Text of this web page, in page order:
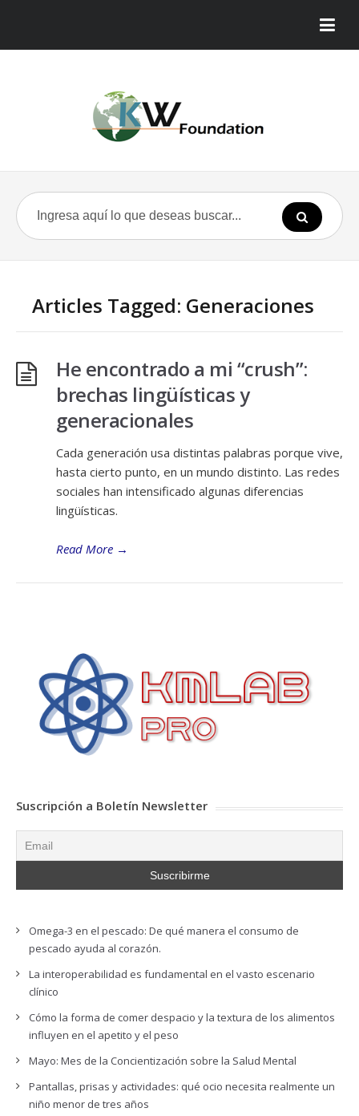
Articles Tagged: Generaciones
He encontrado a mi “crush”:
brechas lingüísticas y
generacionales
Cada generación usa distintas palabras porque vive,
hasta cierto punto, en un mundo distinto. Las redes
sociales han intensificado algunas diferencias
lingüísticas.
Read More →
Suscripción a Boletín Newsletter
Omega-3 en el pescado: De qué manera el consumo de
pescado ayuda al corazón.
La interoperabilidad es fundamental en el vasto escenario
clínico
Cómo la forma de comer despacio y la textura de los alimentos
influyen en el apetito y el peso
Mayo: Mes de la Concientización sobre la Salud Mental
Pantallas, prisas y actividades: qué ocio necesita realmente un
niño menor de tres años